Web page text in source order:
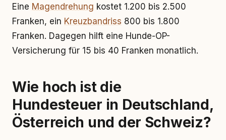
Eine Magendrehung kostet 1.200 bis 2.500
Franken, ein Kreuzbandriss 800 bis 1.800
Franken. Dagegen hilft eine Hunde-OP-
Versicherung für 15 bis 40 Franken monatlich.
Wie hoch ist die
Hundesteuer in Deutschland,
Österreich und der Schweiz?